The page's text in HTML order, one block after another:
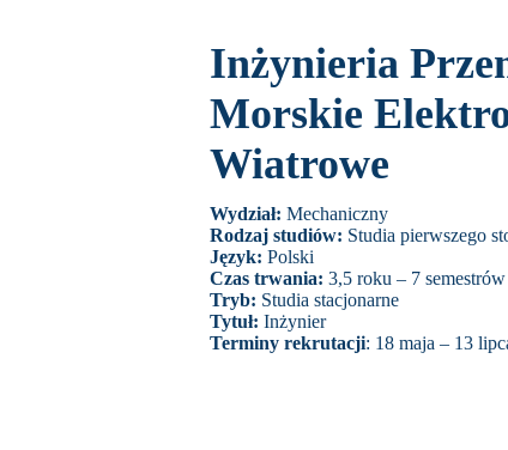
Inżynieria
Morskie
Wiatrowe
Wydział: Mechaniczny
Rodzaj studiów: Studia pierwszego
Język: Polski
Czas trwania: 3,5 roku – 7 semestrów
Tryb: Studia stacjonarne
Tytuł:Inżynier
Terminy rekrutacji: 18 maja – 13